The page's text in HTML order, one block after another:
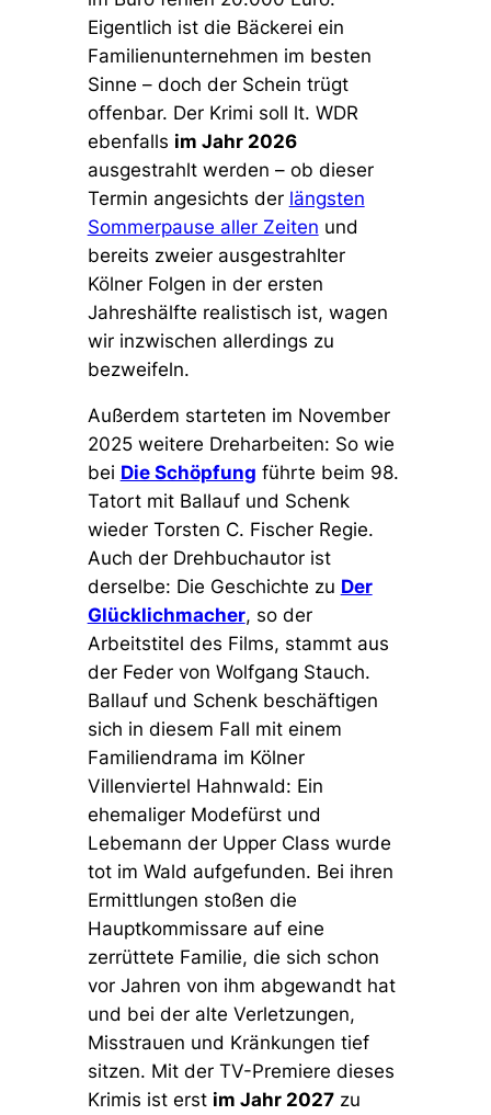
Eigentlich ist die Bäckerei ein
Familienunternehmen im besten
Sinne – doch der Schein trügt
offenbar. Der Krimi soll lt. WDR
ebenfalls im Jahr 2026
ausgestrahlt werden – ob dieser
Termin angesichts der längsten
Sommerpause aller Zeiten und
bereits zweier ausgestrahlter
Kölner Folgen in der ersten
Jahreshälfte realistisch ist, wagen
wir inzwischen allerdings zu
bezweifeln.
Außerdem starteten im November
2025 weitere Dreharbeiten: So wie
bei Die Schöpfung führte beim 98.
Tatort mit Ballauf und Schenk
wieder Torsten C. Fischer Regie.
Auch der Drehbuchautor ist
derselbe: Die Geschichte zu Der
Glücklichmacher, so der
Arbeitstitel des Films, stammt aus
der Feder von Wolfgang Stauch.
Ballauf und Schenk beschäftigen
sich in diesem Fall mit einem
Familiendrama im Kölner
Villenviertel Hahnwald: Ein
ehemaliger Modefürst und
Lebemann der Upper Class wurde
tot im Wald aufgefunden. Bei ihren
Ermittlungen stoßen die
Hauptkommissare auf eine
zerrüttete Familie, die sich schon
vor Jahren von ihm abgewandt hat
und bei der alte Verletzungen,
Misstrauen und Kränkungen tief
sitzen. Mit der TV-Premiere dieses
Krimis ist erst im Jahr 2027zu